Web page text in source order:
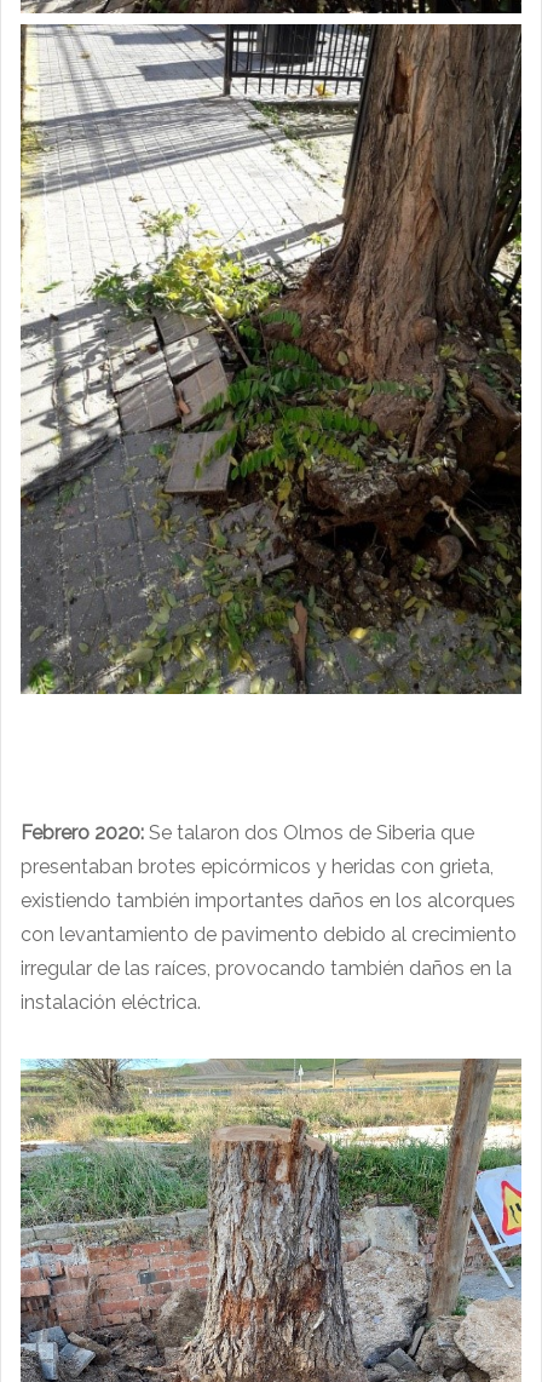
Febrero 2020: Se talaron dos Olmos de Siberia que
presentaban brotes epicórmicos y heridas con grieta,
existiendo también importantes daños en los alcorques
con levantamiento de pavimento debido al crecimiento
irregular de las raíces, provocando también daños en la
instalación eléctrica.